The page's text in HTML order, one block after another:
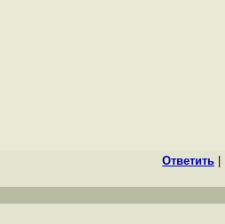
Ответить